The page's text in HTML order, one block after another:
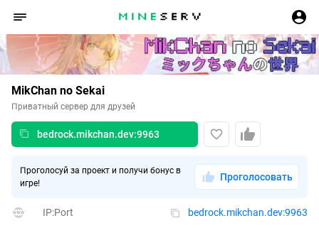
MikChan no Sekai
Приватный сервер для друзей
bedrock.mikchan.dev:9963
Проголосуй за проект и получи бонус в
игре!
Проголосовать
IP:Port bedrock.mikchan.dev:9963